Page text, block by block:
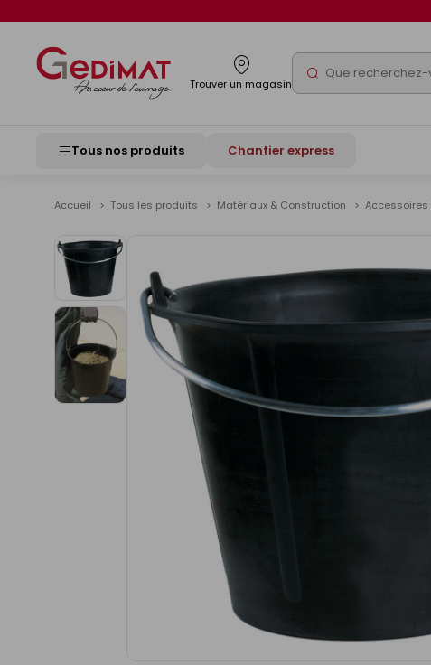
Trouver un magasin Rechercher
Tous nos produits Chantier express
Accueil Tous les produits Matériaux & Construction
images